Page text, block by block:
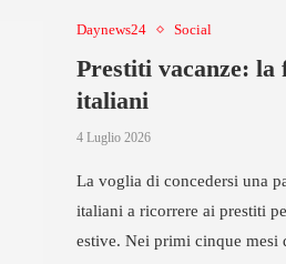
Daynews24 Social
Prestiti vacanze: la
italiani
4 Luglio 2026
La voglia di concedersi una
italiani a ricorrere ai prestiti
estive. Nei primi cinque